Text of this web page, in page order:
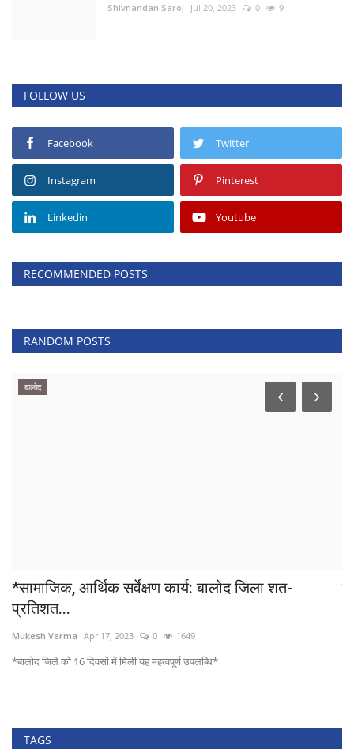
Shivnandan Saroj Jul 20, 2023 0 9
FOLLOW US
Facebook Twitter
Instagram Pinterest
Linkedin Youtube
RECOMMENDED POSTS
RANDOM POSTS
बालोद
*सामाजिक, आर्थिक सर्वेक्षण कार्य: बालोद जिला शत-
प्रतिशत...
Mukesh Verma Apr 17, 2023 0 1649
*बालोद जिले को 16 दिवसों में मिली यह महत्वपूर्ण उपलब्धि*
TAGS